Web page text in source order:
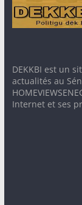
DEKKBI est un
actualités au
Internet et ses